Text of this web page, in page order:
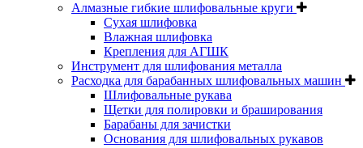
Алмазные гибкие шлифовальные круги
Cухая шлифовка
Влажная шлифовка
Крепления для АГШК
Инструмент для шлифования металла
Расходка для барабанных шлифовальных машин
Шлифовальные рукава
Щетки для полировки и браширования
Барабаны для зачистки
Основания для шлифовальных рукавов